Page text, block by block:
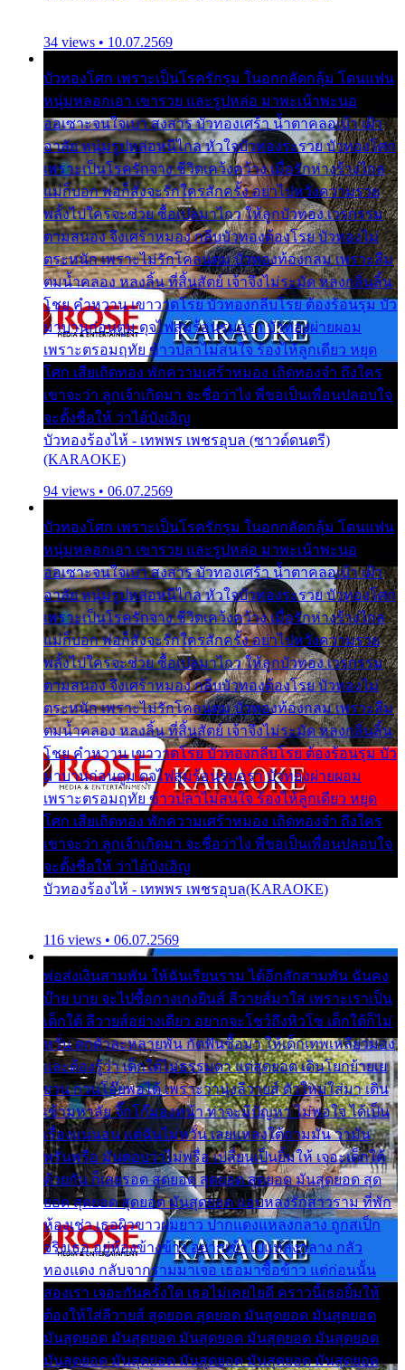
34 views • 10.07.2569
บัวทองโศก เพราะเป็นโรครักรุม ในอกกลัดกลุ้ม โดนแฟน
หนุ่มหลอกเอา เขารวย และรูปหล่อ มาพะเน้าพะนอ
ออเซาะจนใจเบา สงสาร บัวทองเศร้า น้ำตาคลอเบ้า เฝ้า
อาลัย หนุ่มรูปหล่อหนีไกล หัวใจบัวทองระรวย บัวทองโศก
เพราะเป็นโรครักจาง ชีวิตเคว้งคว้าง เมื่อรักห่างร้างไกล
แม่ก็บอก พ่อก็สั่งจะรักใครสักครั้ง อย่าไปหวังความรวย
พลั้งไปใครจะช่วย ซื้อเปลมาไกว ให้ลูกบัวทอง เวรกรรม
ตามสนอง จึงเศร้าหมอง กลีบบัวทองต้องโรย บัวทองไม่
ตระหนัก เพราะไม่รักโคลนตม บัวทองท้องกลม เพราะลืม
ตมน้ำคลอง หลงลิ้น ที่สิ้นสัตย์ เจ้าจึงไม่ระมัด หลงกลิ่นลิ้น
โชย คำหวาน เขาวาดโรย บัวทองกลีบโรย ต้องร้อนรุม บัว
มาบานก่อนตูม ดุจไฟสุมร้อนรุมอุรา บัวทองผ่ายผอม
เพราะตรอมฤทัย ข้าวปลาไม่สนใจ ร้องไห้ลูกเดียว หยุด
โศก เสียเถิดทอง พักความเศร้าหมอง เถิดทองจ๋า ถึงใคร
เขาจะว่า ลูกเจ้าเกิดมา จะชื่อว่าไง พี่ขอเป็นเพื่อนปลอบใจ
จะตั้งชื่อให้ ว่าไอ้บังเอิญ
บัวทองร้องไห้ - เทพพร เพชรอุบล (ซาวด์ดนตรี)
(KARAOKE)
94 views • 06.07.2569
บัวทองโศก เพราะเป็นโรครักรุม ในอกกลัดกลุ้ม โดนแฟน
หนุ่มหลอกเอา เขารวย และรูปหล่อ มาพะเน้าพะนอ
ออเซาะจนใจเบา สงสาร บัวทองเศร้า น้ำตาคลอเบ้า เฝ้า
อาลัย หนุ่มรูปหล่อหนีไกล หัวใจบัวทองระรวย บัวทองโศก
เพราะเป็นโรครักจาง ชีวิตเคว้งคว้าง เมื่อรักห่างร้างไกล
แม่ก็บอก พ่อก็สั่งจะรักใครสักครั้ง อย่าไปหวังความรวย
พลั้งไปใครจะช่วย ซื้อเปลมาไกว ให้ลูกบัวทอง เวรกรรม
ตามสนอง จึงเศร้าหมอง กลีบบัวทองต้องโรย บัวทองไม่
ตระหนัก เพราะไม่รักโคลนตม บัวทองท้องกลม เพราะลืม
ตมน้ำคลอง หลงลิ้น ที่สิ้นสัตย์ เจ้าจึงไม่ระมัด หลงกลิ่นลิ้น
โชย คำหวาน เขาวาดโรย บัวทองกลีบโรย ต้องร้อนรุม บัว
มาบานก่อนตูม ดุจไฟสุมร้อนรุมอุรา บัวทองผ่ายผอม
เพราะตรอมฤทัย ข้าวปลาไม่สนใจ ร้องไห้ลูกเดียว หยุด
โศก เสียเถิดทอง พักความเศร้าหมอง เถิดทองจ๋า ถึงใคร
เขาจะว่า ลูกเจ้าเกิดมา จะชื่อว่าไง พี่ขอเป็นเพื่อนปลอบใจ
จะตั้งชื่อให้ ว่าไอ้บังเอิญ
บัวทองร้องไห้ - เทพพร เพชรอุบล(KARAOKE)
116 views • 06.07.2569
พ่อส่งเงินสามพัน ให้ฉันเรียนราม ได้อีกสักสามพัน ฉันคง
บ๊าย บาย จะไปซื้อกางเกงยีนส์ ลีวายส์มาใส่ เพราะเราเป็น
เด็กใต้ ลีวายส์อย่างเดียว อยากจะโชว์ถึงหิวโซ เด็กใต้ก็ไม่
หวั่น ตกตัวละหลายพัน กัดฟันซื้อมา ให้เด็กเทพเหลียวมอง
และต้องรู้ว่า เด็กใต้ไม่ธรรมดา แต่สุดยอด เดินโยกย้ายเย
ยวน กวนโอ๊ยพอได้ เพราะว่านุ่งลีวายส์ ตัวใหม่ใส่มา เดิน
เข้ามหาลัย จิ๊กโก๊มองหน้า ท่าจะมีปัญหา ไม่พอใจ ได้เป็น
เรื่องแน่นอน แต่ฉันไม่หวั่น เลยแหลงใต้ถามมัน ว่ามัน
พรั่นพรือ มันตอบว่าไม่พรื่อ เปลี่ยนเป็นยิ้มให้ เจอะเด็กใต้
ด้วยกัน ก็เลยรอด สุดยอด สุดยอด สุดยอด มันสุดยอด สุด
ยอด สุดยอด สุดยอด มันสุดยอด แอบหลงรักสาวราม ที่พัก
ห้องเช่า เธอผิวขาวผมยาว ปากแดงแหลงกลาง ถูกสเป็ก
จริงเธอ อยู่ห้องข้างข้าง อยากเข้าไปแหลงกลาง กลัว
ทองแดง กลับจากรามมาเจอ เธอมาซื้อข้าว แต่ก่อนนั้น
สองเรา เจอะกันครั้งใด เธอไม่เคยไยดี คราวนี้เธอยิ้มให้
ต้องให้ใส่ลีวายส์ สุดยอด สุดยอด มันสุดยอด มันสุดยอด
มันสุดยอด มันสุดยอด มันสุดยอด มันสุดยอด มันสุดยอด
มันสุดยอด มันสุดยอด มันสุดยอด มันสุดยอด มันสุดยอด